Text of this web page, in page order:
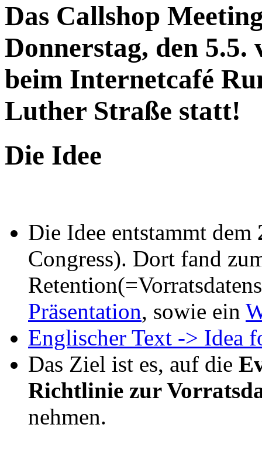
Das Callshop
Donnerstag, den
beim Internetcafé
Luther Straße statt!
Die Idee
Die Idee entstammt dem
Congress). Dort fand
Präsentation, sowie ein
Englischer Text -> Idea
Das Ziel ist es, auf die
Richtlinie zur
nehmen.